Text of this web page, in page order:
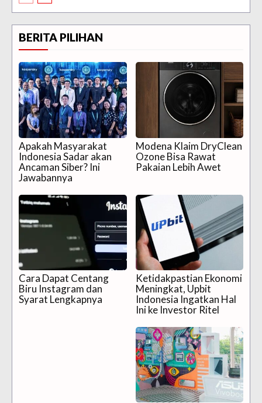
BERITA PILIHAN
Apakah Masyarakat
Indonesia Sadar akan
Ancaman Siber? Ini
Jawabannya
Modena Klaim DryClean
Ozone Bisa Rawat
Pakaian Lebih Awet
Cara Dapat Centang
Biru Instagram dan
Syarat Lengkapnya
Ketidakpastian Ekonomi
Meningkat, Upbit
Indonesia Ingatkan Hal
Ini ke Investor Ritel